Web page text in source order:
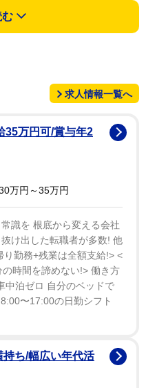
約と私自身の拙さで、む
いう人格が実態と乖離し
に入社。１７年から約
ーを務めた夕方のニュー
で終了し、以後はレギュ
実況などで活躍してい
求人情報一覧へ
35万円可/賞与年2
万円～35万円
識を 根底から変える会社
け出した転職者が多数! 他
勤務+残業は全額支給!> <
時間を諦めない!> 働き方
中泊ゼロ 自分のベッドで
〜17:00の日勤シフト
ち/幅広い年代活